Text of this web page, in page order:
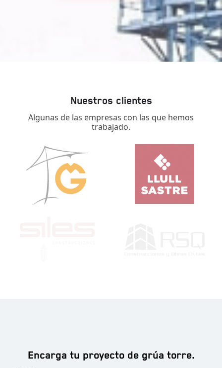
Nuestros clientes
Algunas de las empresas con las que hemos
trabajado.
Encarga tu proyecto de grúa torre.